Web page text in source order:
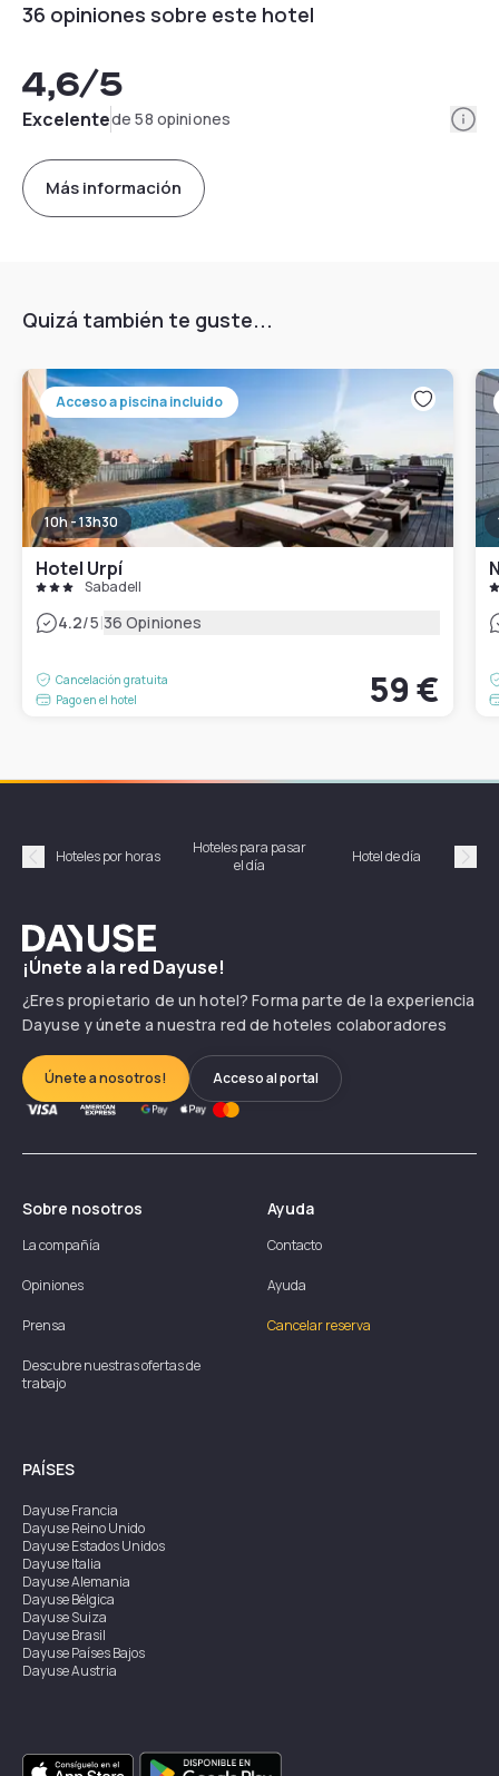
36 opiniones sobre este hotel
4,6/5
Excelentede 58 opiniones
Más información
Quizá también te guste...
Acceso a piscina incluido
10h - 13h30
Hotel Urpí
Sabadell
4.2/5|36 Opiniones
Cancelación gratuita
Pago en el hotel
59 €
Précédent
Hoteles por horas
Hoteles para pasar
el día
Hotel de día
Dayuse
¡Únete a la red Dayuse!
¿Eres propietario de un hotel? Forma parte de la experiencia
Dayuse y únete a nuestra red de hoteles colaboradores
Únete a nosotros! Acceso al portal
Sobre nosotros
La compañía
Opiniones
Prensa
Descubre nuestras ofertas de
trabajo
Ayuda
Contacto
Ayuda
Cancelar reserva
PAÍSES
DayuseFrancia
DayuseReino Unido
DayuseEstados Unidos
DayuseItalia
DayuseAlemania
DayuseBélgica
DayuseSuiza
DayuseBrasil
DayusePaíses Bajos
DayuseAustria
DayuseSingapur